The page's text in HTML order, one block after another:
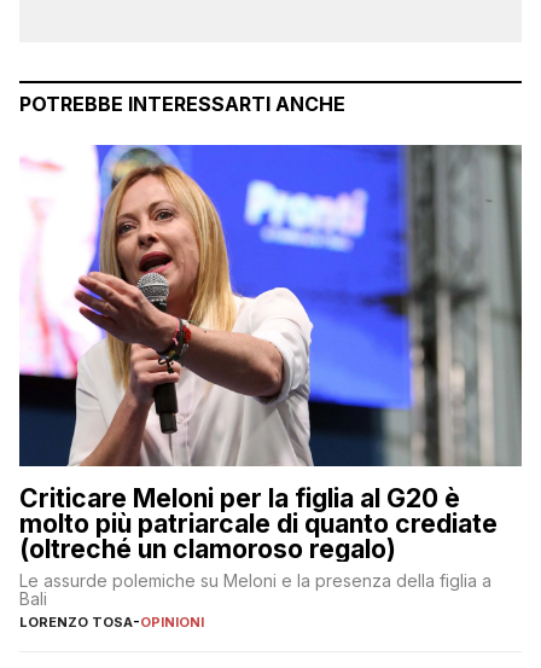
POTREBBE INTERESSARTI ANCHE
Criticare Meloni per la figlia al G20 è
molto più patriarcale di quanto crediate
(oltreché un clamoroso regalo)
Le assurde polemiche su Meloni e la presenza della figlia a
Bali
LORENZO TOSA-OPINIONI